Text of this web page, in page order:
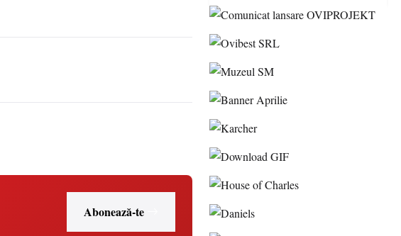
Abonează-te
șoferi fără permis într-o